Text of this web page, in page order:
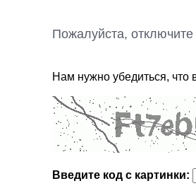
Пожалуйста,
Нам нужно убедиться, что
Введите код с картинки: